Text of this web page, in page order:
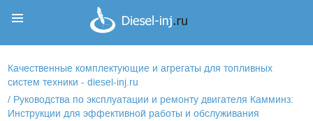
Качественные комплектующие и агрегаты для топливных
систем техники - diesel-inj.ru
/ Руководства по эксплуатации и ремонту двигателя Камминз:
Инструкции для эффективной работы и обслуживания